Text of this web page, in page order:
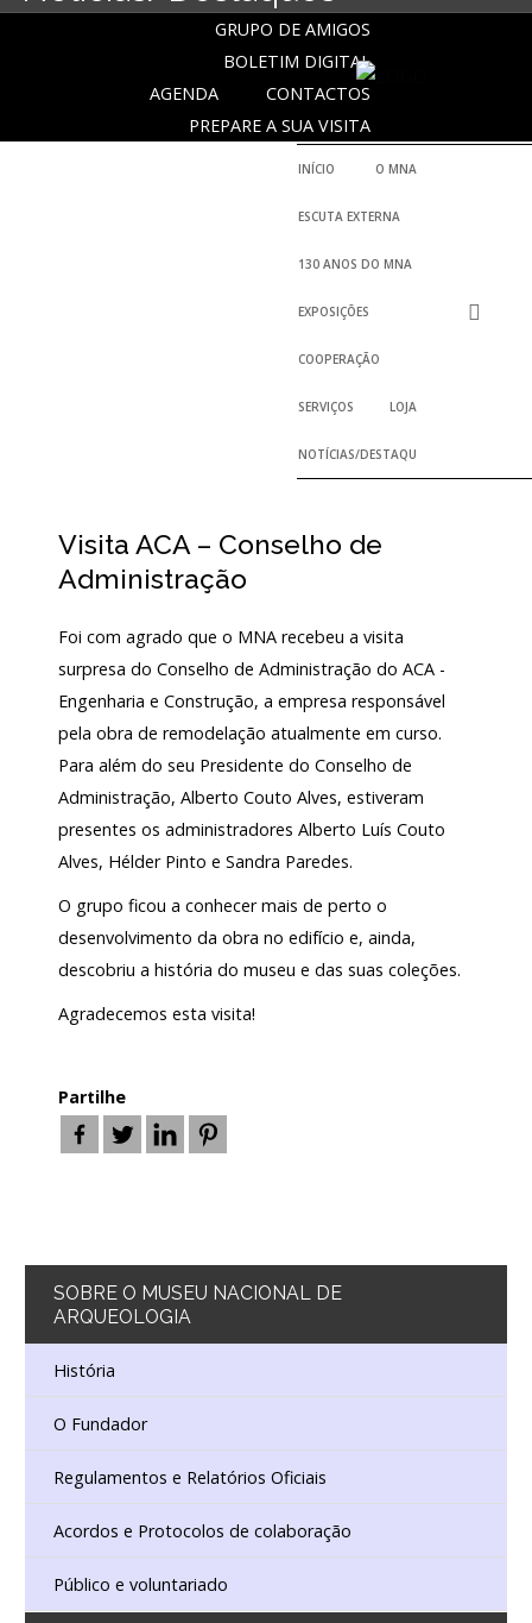
GRUPO DE AMIGOS
BOLETIM DIGITAL
CONTACTOS
AGENDA
PREPARE A SUA VISITA
INÍCIO O MNA
ESCUTA EXTERNA
130 ANOS DO MNA
EXPOSIÇÕES
COOPERAÇÃO
SERVIÇOS LOJA
NOTÍCIAS/DESTAQUES
Visita ACA – Conselho de
Administração
Foi com agrado que o MNA recebeu a visita
surpresa do Conselho de Administração do ACA -
Engenharia e Construção, a empresa responsável
pela obra de remodelação atualmente em curso.
Para além do seu Presidente do Conselho de
Administração, Alberto Couto Alves, estiveram
presentes os administradores Alberto Luís Couto
Alves, Hélder Pinto e Sandra Paredes.
O grupo ficou a conhecer mais de perto o
desenvolvimento da obra no edifício e, ainda,
descobriu a história do museu e das suas coleções.
Agradecemos esta visita!
Partilhe
SOBRE O MUSEU NACIONAL DE
ARQUEOLOGIA
História
O Fundador
Regulamentos e Relatórios Oficiais
Acordos e Protocolos de colaboração
Público e voluntariado